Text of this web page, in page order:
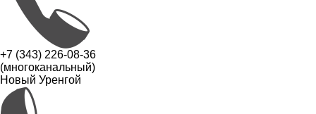
+7 (343) 226-08-36
(многоканальный)
Новый Уренгой